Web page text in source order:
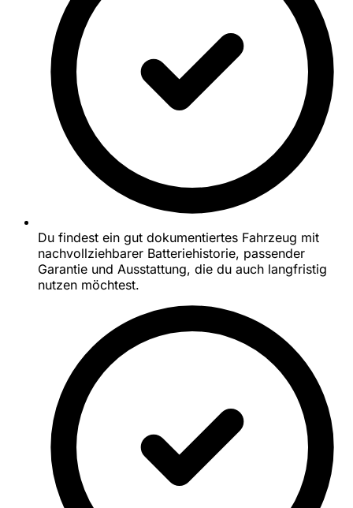
Du findest ein gut dokumentiertes Fahrzeug mit
nachvollziehbarer Batteriehistorie, passender
Garantie und Ausstattung, die du auch langfristig
nutzen möchtest.